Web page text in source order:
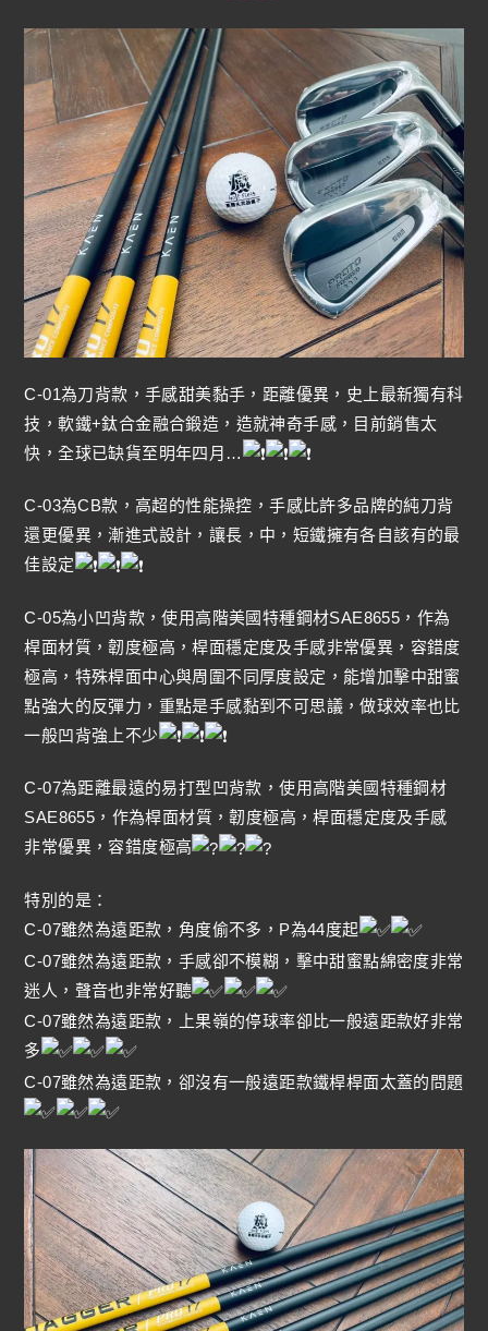
C-01為刀背款，手感甜美黏手，距離優異，史上最新獨有科
技，軟鐵+鈦合金融合鍛造，造就神奇手感，目前銷售太
快，全球已缺貨至明年四月…
C-03為CB款，高超的性能操控，手感比許多品牌的純刀背
還更優異，漸進式設計，讓長，中，短鐵擁有各自該有的最
佳設定
C-05為小凹背款，使用高階美國特種鋼材SAE8655，作為
桿面材質，韌度極高，桿面穩定度及手感非常優異，容錯度
極高，特殊桿面中心與周圍不同厚度設定，能增加擊中甜蜜
點強大的反彈力，重點是手感黏到不可思議，做球效率也比
一般凹背強上不少
C-07為距離最遠的易打型凹背款，使用高階美國特種鋼材
SAE8655，作為桿面材質，韌度極高，桿面穩定度及手感
非常優異，容錯度極高
特別的是：
C-07雖然為遠距款，角度偷不多，P為44度起
C-07雖然為遠距款，手感卻不模糊，擊中甜蜜點綿密度非常
迷人，聲音也非常好聽
C-07雖然為遠距款，上果嶺的停球率卻比一般遠距款好非常
多
C-07雖然為遠距款，卻沒有一般遠距款鐵桿桿面太蓋的問題